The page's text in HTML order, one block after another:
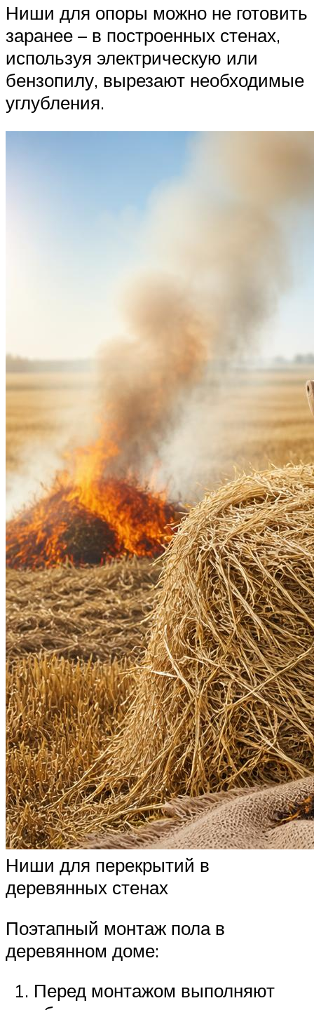
Ниши для опоры можно не готовить
заранее – в построенных стенах,
используя электрическую или
бензопилу, вырезают необходимые
углубления.
Ниши для перекрытий в
деревянных стенах
Поэтапный монтаж пола в
деревянном доме:
Перед монтажом выполняют